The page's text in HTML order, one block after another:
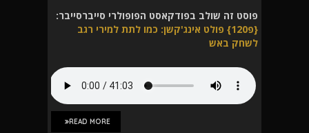
פוסט זה שולב בפודקאסט הפופולרי סייברסייבר:
{פ120} פולט אינג'קשן: כמו לתת למירי רגב
לשחק באש
READ MORE